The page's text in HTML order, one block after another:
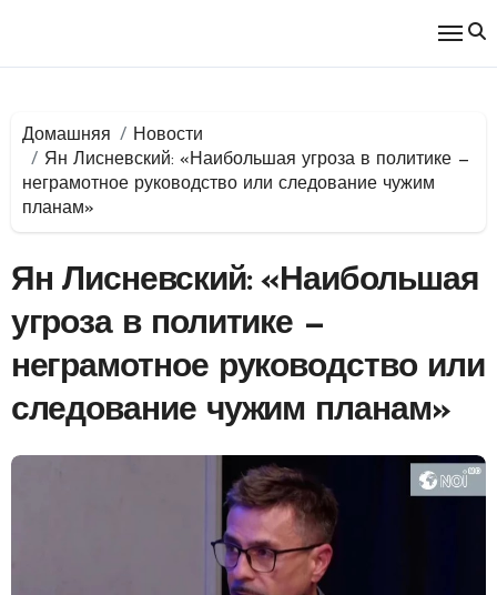
Домашняя
Новости
Ян Лисневский: «Наибольшая угроза в политике —
неграмотное руководство или следование чужим
планам»
Ян Лисневский: «Наибольшая
угроза в политике —
неграмотное руководство или
следование чужим планам»